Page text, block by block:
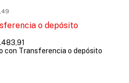
o depósito
con Transferencia o depósito